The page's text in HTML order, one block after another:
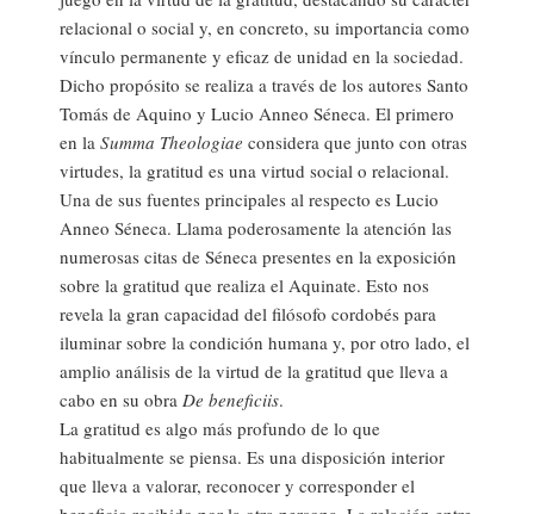
relacional o social y, en concreto, su importancia como
vínculo permanente y eficaz de unidad en la sociedad.
Dicho propósito se realiza a través de los autores Santo
Tomás de Aquino y Lucio Anneo Séneca. El primero
en la Summa Theologiae considera que junto con otras
virtudes, la gratitud es una virtud social o relacional.
Una de sus fuentes principales al respecto es Lucio
Anneo Séneca. Llama poderosamente la atención las
numerosas citas de Séneca presentes en la exposición
sobre la gratitud que realiza el Aquinate. Esto nos
revela la gran capacidad del filósofo cordobés para
iluminar sobre la condición humana y, por otro lado, el
amplio análisis de la virtud de la gratitud que lleva a
cabo en su obra De beneficiis.
La gratitud es algo más profundo de lo que
habitualmente se piensa. Es una disposición interior
que lleva a valorar, reconocer y corresponder el